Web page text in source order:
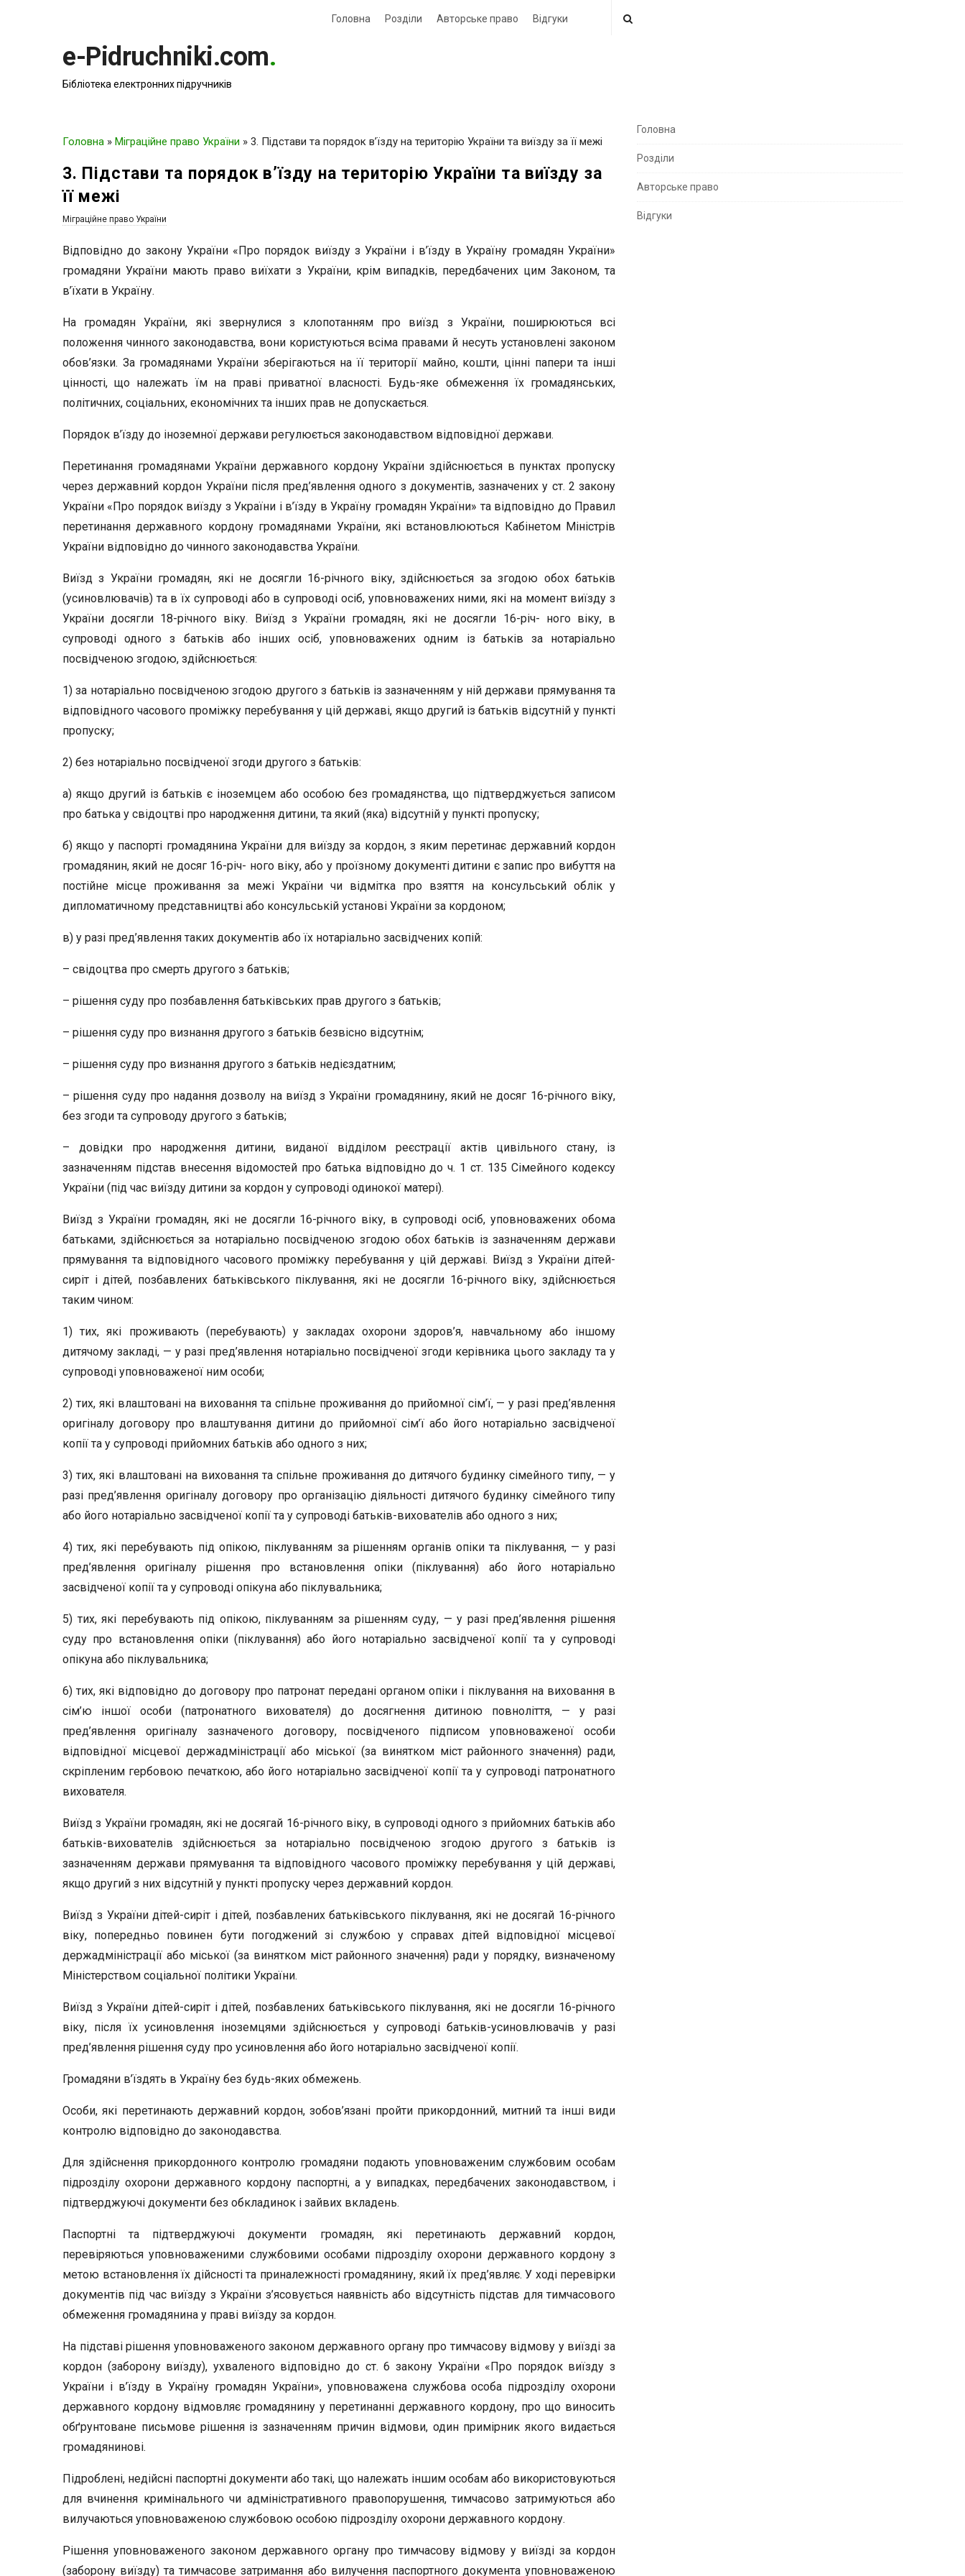
Головна Розділи Авторське право Відгуки
e-Pidruchniki.com.
Бібліотека електронних підручників
Головна » Міграційне право України » 3. Підстави та порядок в’їзду на територію України та виїзду за її межі
3. Підстави та порядок в’їзду на територію України та виїзду за
її межі
Міграційне право України
Відповідно до закону України «Про порядок виїзду з України і в’їзду в Україну громадян України»
громадяни України мають право виїхати з України, крім випадків, передбачених цим Законом, та
в’їхати в Україну.
На громадян України, які звернулися з клопотанням про виїзд з України, поширюються всі
положення чинного законодавства, вони користуються всіма правами й несуть установлені законом
обов’язки. За громадянами України зберігаються на її території майно, кошти, цінні папери та інші
цінності, що належать їм на праві приватної власності. Будь-яке обмеження їх громадянських,
політичних, соціальних, економічних та інших прав не допускається.
Порядок в’їзду до іноземної держави регулюється законодавством відповідної держави.
Перетинання громадянами України державного кордону України здійснюється в пунктах пропуску
через державний кордон України після пред’явлення одного з документів, зазначених у ст. 2 закону
України «Про порядок виїзду з України і в’їзду в Україну громадян України» та відповідно до Правил
перетинання державного кордону громадянами України, які встановлюються Кабінетом Міністрів
України відповідно до чинного законодавства України.
Виїзд з України громадян, які не досягли 16-річного віку, здійснюється за згодою обох батьків
(усиновлювачів) та в їх супроводі або в супроводі осіб, уповноважених ними, які на момент виїзду з
України досягли 18-річного віку. Виїзд з України громадян, які не досягли 16-річ- ного віку, в
супроводі одного з батьків або інших осіб, уповноважених одним із батьків за нотаріально
посвідченою згодою, здійснюється:
1) за нотаріально посвідченою згодою другого з батьків із зазначенням у ній держави прямування та
відповідного часового проміжку перебування у цій державі, якщо другий із батьків відсутній у пункті
пропуску;
2) без нотаріально посвідченої згоди другого з батьків:
а) якщо другий із батьків є іноземцем або особою без громадянства, що підтверджується записом
про батька у свідоцтві про народження дитини, та який (яка) відсутній у пункті пропуску;
б) якщо у паспорті громадянина України для виїзду за кордон, з яким перетинає державний кордон
громадянин, який не досяг 16-річ- ного віку, або у проїзному документі дитини є запис про вибуття на
постійне місце проживання за межі України чи відмітка про взяття на консульський облік у
дипломатичному представництві або консульській установі України за кордоном;
в) у разі пред’явлення таких документів або їх нотаріально засвідчених копій:
– свідоцтва про смерть другого з батьків;
– рішення суду про позбавлення батьківських прав другого з батьків;
– рішення суду про визнання другого з батьків безвісно відсутнім;
– рішення суду про визнання другого з батьків недієздатним;
– рішення суду про надання дозволу на виїзд з України громадянину, який не досяг 16-річного віку,
без згоди та супроводу другого з батьків;
– довідки про народження дитини, виданої відділом реєстрації актів цивільного стану, із
зазначенням підстав внесення відомостей про батька відповідно до ч. 1 ст. 135 Сімейного кодексу
України (під час виїзду дитини за кордон у супроводі одинокої матері).
Виїзд з України громадян, які не досягли 16-річного віку, в супроводі осіб, уповноважених обома
батьками, здійснюється за нотаріально посвідченою згодою обох батьків із зазначенням держави
прямування та відповідного часового проміжку перебування у цій державі. Виїзд з України дітей-
сиріт і дітей, позбавлених батьківського піклування, які не досягли 16-річного віку, здійснюється
таким чином:
1) тих, які проживають (перебувають) у закладах охорони здоров’я, навчальному або іншому
дитячому закладі, — у разі пред’явлення нотаріально посвідченої згоди керівника цього закладу та у
супроводі уповноваженої ним особи;
2) тих, які влаштовані на виховання та спільне проживання до прийомної сім’ї, — у разі пред’явлення
оригіналу договору про влаштування дитини до прийомної сім’ї або його нотаріально засвідченої
копії та у супроводі прийомних батьків або одного з них;
3) тих, які влаштовані на виховання та спільне проживання до дитячого будинку сімейного типу, — у
разі пред’явлення оригіналу договору про організацію діяльності дитячого будинку сімейного типу
або його нотаріально засвідченої копії та у супроводі батьків-вихователів або одного з них;
4) тих, які перебувають під опікою, піклуванням за рішенням органів опіки та піклування, — у разі
пред’явлення оригіналу рішення про встановлення опіки (піклування) або його нотаріально
засвідченої копії та у супроводі опікуна або піклувальника;
5) тих, які перебувають під опікою, піклуванням за рішенням суду, — у разі пред’явлення рішення
суду про встановлення опіки (піклування) або його нотаріально засвідченої копії та у супроводі
опікуна або піклувальника;
6) тих, які відповідно до договору про патронат передані органом опіки і піклування на виховання в
сім’ю іншої особи (патронатного вихователя) до досягнення дитиною повноліття, — у разі
пред’явлення оригіналу зазначеного договору, посвідченого підписом уповноваженої особи
відповідної місцевої держадміністрації або міської (за винятком міст районного значення) ради,
скріпленим гербовою печаткою, або його нотаріально засвідченої копії та у супроводі патронатного
вихователя.
Виїзд з України громадян, які не досягай 16-річного віку, в супроводі одного з прийомних батьків або
батьків-вихователів здійснюється за нотаріально посвідченою згодою другого з батьків із
зазначенням держави прямування та відповідного часового проміжку перебування у цій державі,
якщо другий з них відсутній у пункті пропуску через державний кордон.
Виїзд з України дітей-сиріт і дітей, позбавлених батьківського піклування, які не досягай 16-річного
віку, попередньо повинен бути погоджений зі службою у справах дітей відповідної місцевої
держадміністрації або міської (за винятком міст районного значення) ради у порядку, визначеному
Міністерством соціальної політики України.
Виїзд з України дітей-сиріт і дітей, позбавлених батьківського піклування, які не досягли 16-річного
віку, після їх усиновлення іноземцями здійснюється у супроводі батьків-усиновлювачів у разі
пред’явлення рішення суду про усиновлення або його нотаріально засвідченої копії.
Громадяни в’їздять в Україну без будь-яких обмежень.
Особи, які перетинають державний кордон, зобов’язані пройти прикордонний, митний та інші види
контролю відповідно до законодавства.
Для здійснення прикордонного контролю громадяни подають уповноваженим службовим особам
підрозділу охорони державного кордону паспортні, а у випадках, передбачених законодавством, і
підтверджуючі документи без обкладинок і зайвих вкладень.
Паспортні та підтверджуючі документи громадян, які перетинають державний кордон,
перевіряються уповноваженими службовими особами підрозділу охорони державного кордону з
метою встановлення їх дійсності та приналежності громадянину, який їх пред’являє. У ході перевірки
документів під час виїзду з України з’ясовується наявність або відсутність підстав для тимчасового
обмеження громадянина у праві виїзду за кордон.
На підставі рішення уповноваженого законом державного органу про тимчасову відмову у виїзді за
кордон (заборону виїзду), ухваленого відповідно до ст. 6 закону України «Про порядок виїзду з
України і в’їзду в Україну громадян України», уповноважена службова особа підрозділу охорони
державного кордону відмовляє громадянину у перетинанні державного кордону, про що виносить
обґрунтоване письмове рішення із зазначенням причин відмови, один примірник якого видається
громадянинові.
Підроблені, недійсні паспортні документи або такі, що належать іншим особам або використовуються
для вчинення кримінального чи адміністративного правопорушення, тимчасово затримуються або
вилучаються уповноваженою службовою особою підрозділу охорони державного кордону.
Рішення уповноваженого законом державного органу про тимчасову відмову у виїзді за кордон
(заборону виїзду) та тимчасове затримання або вилучення паспортного документа уповноваженою
S
e
S
Головна
Розділи
Авторське право
Відгуки